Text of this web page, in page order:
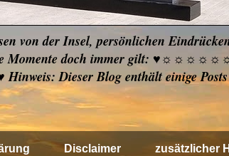
von der Insel, persönlichen
Momente doch immer gilt:
Dieser Blog enthält einige Posts
Disclaimer zusätzlicher